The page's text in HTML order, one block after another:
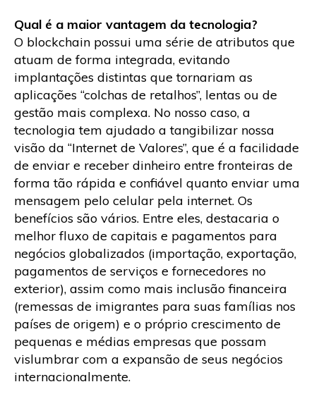
Qual é a maior vantagem da tecnologia?
O blockchain possui uma série de atributos que
atuam de forma integrada, evitando
implantações distintas que tornariam as
aplicações “colchas de retalhos”, lentas ou de
gestão mais complexa. No nosso caso, a
tecnologia tem ajudado a tangibilizar nossa
visão da “Internet de Valores”, que é a facilidade
de enviar e receber dinheiro entre fronteiras de
forma tão rápida e confiável quanto enviar uma
mensagem pelo celular pela internet. Os
benefícios são vários. Entre eles, destacaria o
melhor fluxo de capitais e pagamentos para
negócios globalizados (importação, exportação,
pagamentos de serviços e fornecedores no
exterior), assim como mais inclusão financeira
(remessas de imigrantes para suas famílias nos
países de origem) e o próprio crescimento de
pequenas e médias empresas que possam
vislumbrar com a expansão de seus negócios
internacionalmente.